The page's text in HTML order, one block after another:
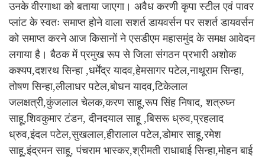
उनके वीरगाथा को बताया जाएगा। अवैध करणी कृपा स्टील एवं पावर
प्लांट के स्वतः समाप्त होने वाला सशर्त डायवर्सन पर सशर्त डायवर्सन
को समाप्त करने आज किसानों ने एसडीएम महासमुंद के समक्ष आवेदन
लगाया है। बैठक में प्रमुख रूप से जिला संगठन प्रभारी अशोक
कश्यप,दशरथ सिन्हा ,धर्मेंद्र यादव,हेमसागर पटेल,नाथूराम सिन्हा,
तोषण सिन्हा,लीलाधर पटेल,बोधन यादव,टिकेलाल
जलक्षत्री,कुंजलाल चेलक,करण साहू,रूप सिंह निषाद, शत्रुघ्न
साहू,शिवकुमार टंडन, दीनदयाल साहू ,बिसरू ध्रुव,प्रहलाद
ध्रुव,इंदल पटेल,सुखलाल,हीरालाल पटेल,डोमार साहू,रमेश
साहू,इंद्रमन साहू, पंचराम भास्कर,श्रीमती राधाबाई सिन्हा,मोहन बाई